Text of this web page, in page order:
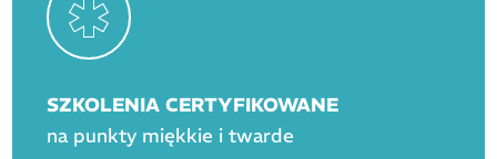
SZKOLENIA CERTYFIKOWANE
na punkty miękkie i twarde